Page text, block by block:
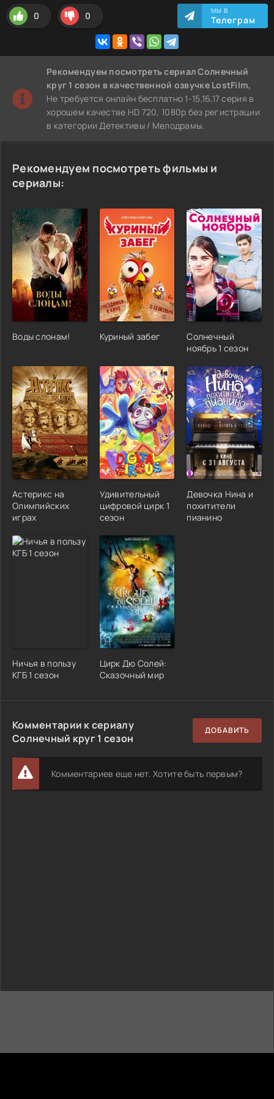
0 0 МЫ В
Телеграм
Рекомендуем посмотреть сериал Солнечный
круг 1 сезон в качественной озвучке LostFilm,
Не требуется онлайн бесплатно 1-15,16,17 серия в
хорошем качестве HD 720, 1080p без регистрации
в категории Детективы / Мелодрамы.
Рекомендуем посмотреть фильмы и
сериалы:
Воды слонам! Куриный забег
Солнечный
ноябрь 1 сезон
Астерикс на
Олимпийских
играх
Удивительный
цифровой цирк 1
сезон
Девочка Нина и
похитители
пианино
Ничья в пользу
КГБ 1 сезон
Цирк Дю Солей:
Сказочный мир
Комментарии к сериалу
Солнечный круг 1 сезон
ДОБАВИТЬ
Комментариев еще нет. Хотите быть первым?